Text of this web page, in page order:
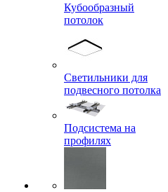
Кубообразный
потолок
Светильники для
подвесного потолка
Подсистема на
профилях